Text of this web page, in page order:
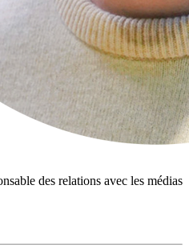
des relations avec les médias